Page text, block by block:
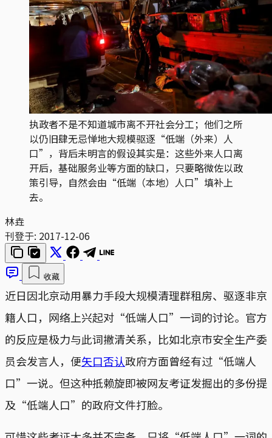
执政者不是不知道城市离不开社会分工；他们之所
以仍旧肆无忌惮地大规模驱逐“低端（外来）人
口”，背后未明言的假设其实是：这些外来人口离
开后，基础服务业等方面的缺口，只要略微佐以政
策引导，自然会由“低端（本地）人口”填补上
去。
林垚
刊登于: 2017-12-06
收藏
近日因北京动用暴力手段大规模清理群租房、驱逐非京
籍人口，网络上兴起对“低端人口”一词的讨论。官方
的反应是极力与此词撇清关系，比如北京市安全生产委
员会发言人，便矢口否认政府方面曾经有过“低端人
口”一说。但这种抵赖旋即被网友考证发掘出的多份提
及“低端人口”的政府文件打脸。